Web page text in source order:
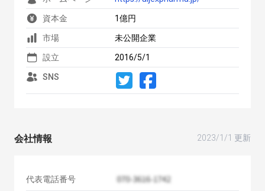
資本金 1億円
市場 未公開企業
設立 2016/5/1
SNS
会社情報 2023/1/1 更新
代表電話番号